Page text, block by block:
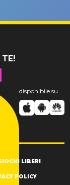
TE!
disponibile su
LIBERI
POLICY